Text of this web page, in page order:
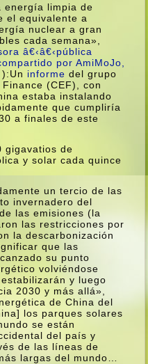
energí­a limpia de
el equivalente a
nuclear a gran
cada semana»,
â€‹â€‹pública
porAmiMoJo,
informe del grupo
(CEF), con
estaba instalando
que cumplirí­a
a finales de este
gigavatios de
y solar cada quince
un tercio de las
invernadero del
las emisiones (la
las restricciones por
la descarbonización
que las
su punto
volviéndose
y luego
2030 y más allá»,
de China del
los parques solares
se están
del paí­s y
de las lí­neas de
largas del mundo…